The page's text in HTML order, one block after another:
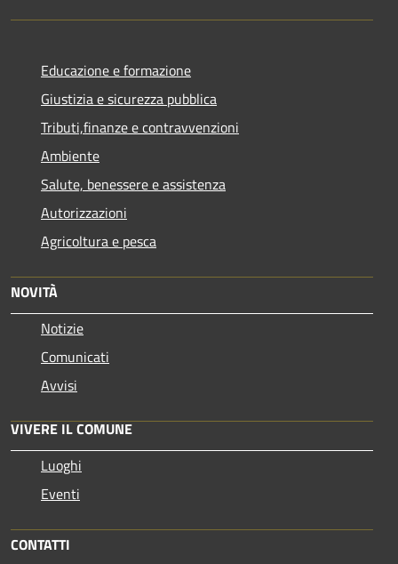
Educazione e formazione
Giustizia e sicurezza pubblica
Tributi,finanze e contravvenzioni
Ambiente
Salute, benessere e assistenza
Autorizzazioni
Agricoltura e pesca
NOVITÀ
Notizie
Comunicati
Avvisi
VIVERE IL COMUNE
Luoghi
Eventi
CONTATTI